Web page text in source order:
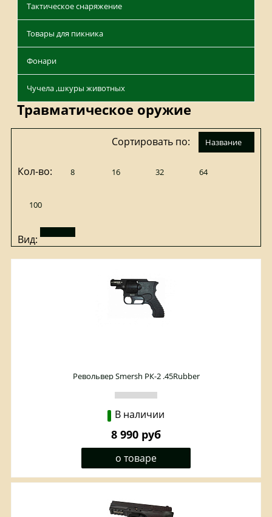
Тактическое снаряжение
Товары для пикника
Фонари
Чучела ,шкуры животных
Травматическое оружие
Сортировать по: название
Кол-во: 8 16 32 64
100
Вид:
Револьвер Smersh РК-2 .45Rubber
В наличии
8 990 руб
о товаре